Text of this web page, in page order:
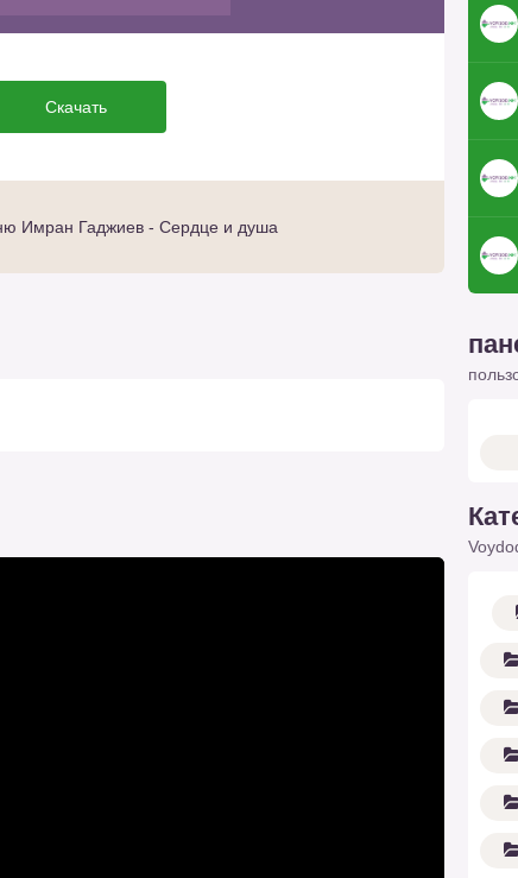
Скачать
Имран Гаджиев - Сердце и душа